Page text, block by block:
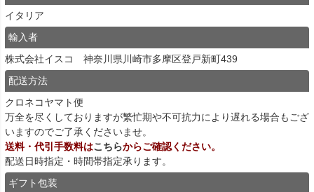
イタリア
輸入者
株式会社イスコ 神奈川県川崎市多摩区登戸新町439
配送方法
クロネコヤマト便
万全を尽くしておりますが繁忙期や不可抗力により遅れる場合もござ
いますのでご了承くださいませ。
送料・代引手数料はこちらからご確認ください。
配送日時指定・時間帯指定承ります。
ギフト包装